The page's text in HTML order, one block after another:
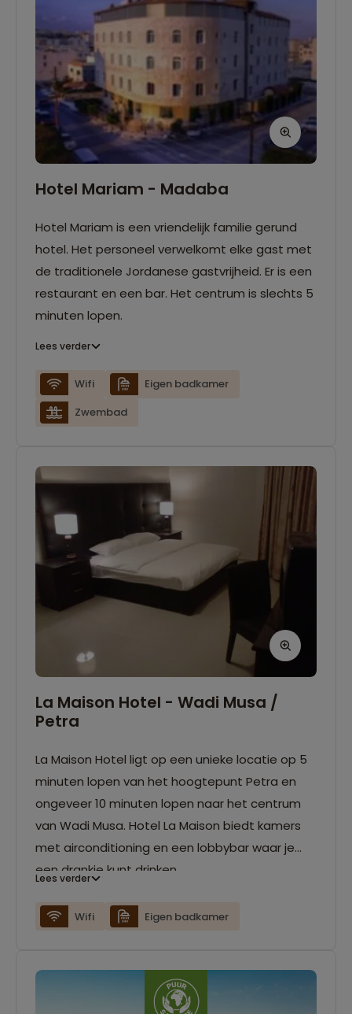
Hotel Mariam - Madaba
Hotel Mariam is een vriendelijk familie gerund
hotel. Het personeel verwelkomt elke gast met
de traditionele Jordanese gastvrijheid. Er is een
restaurant en een bar. Het centrum is slechts 5
minuten lopen.
Lees verder
Wifi
Eigen badkamer
Zwembad
La Maison Hotel - Wadi Musa /
Petra
La Maison Hotel ligt op een unieke locatie op 5
minuten lopen van het hoogtepunt Petra en
ongeveer 10 minuten lopen naar het centrum
van Wadi Musa. Hotel La Maison biedt kamers
met airconditioning en een lobbybar waar je
een drankje kunt drinken.
Lees verder
Wifi Eigen badkamer